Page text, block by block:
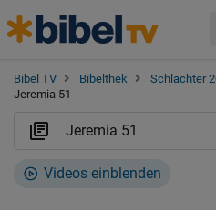
Bibel TV Bibelthek Schlachter
Jeremia 51
Videos einblenden